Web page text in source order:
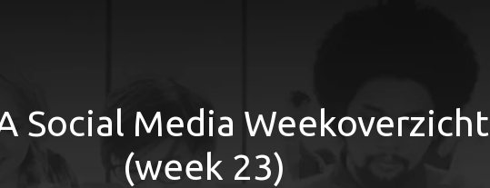
Social Media Weekoverzicht
(week 23)